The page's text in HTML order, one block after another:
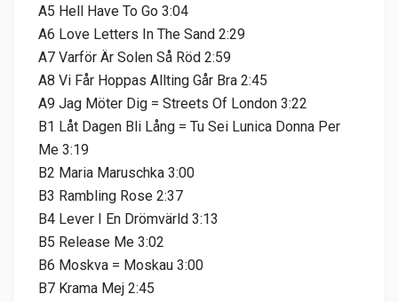
A5 Hell Have To Go 3:04
A6 Love Letters In The Sand 2:29
A7 Varför Är Solen Så Röd 2:59
A8 Vi Får Hoppas Allting Går Bra 2:45
A9 Jag Möter Dig = Streets Of London 3:22
B1 Låt Dagen Bli Lång = Tu Sei Lunica Donna Per
Me 3:19
B2 Maria Maruschka 3:00
B3 Rambling Rose 2:37
B4 Lever I En Drömvärld 3:13
B5 Release Me 3:02
B6 Moskva = Moskau 3:00
B7 Krama Mej 2:45